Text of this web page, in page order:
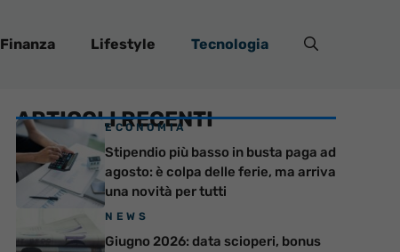
Finanza Lifestyle Tecnologia
ARTICOLI RECENTI
ECONOMIA
Stipendio più basso in busta paga ad
agosto: è colpa delle ferie, ma arriva
una novità per tutti
NEWS
Giugno 2026: data scioperi, bonus